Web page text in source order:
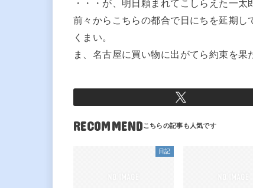
・・・が、明日頼まれてこしらえた一
前々からこちらの都合で日にちを延期
くまい。
ま、名古屋に買い物に出がてら約束を果
RECOMMEND
日記